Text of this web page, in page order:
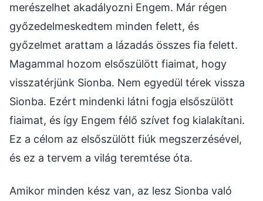
merészelhet akadályozni Engem. Már régen
győzedelmeskedtem minden felett, és
győzelmet arattam a lázadás összes fia felett.
Magammal hozom elsőszülött fiaimat, hogy
visszatérjünk Sionba. Nem egyedül térek vissza
Sionba. Ezért mindenki látni fogja elsőszülött
fiaimat, és így Engem félő szívet fog kialakítani.
Ez a célom az elsőszülött fiúk megszerzésével,
és ez a tervem a világ teremtése óta.
Amikor minden kész van, az lesz Sionba való